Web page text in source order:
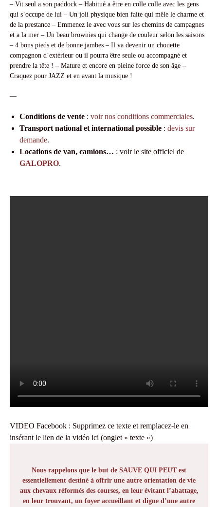
– Vit seul a son paddock – Habitué a être en colle colle avec les gens
qui s’occupe de lui – Un joli physique bien faite qui mêle le charme et
de la prestance – Emmenez le avec vous sur les chemins de campagnes
et a la mer – Un beau brownies qui change de couleur selon les saisons
– 4 bons pieds et de bonne jambes – Il va devenir un chouette
compagnon d’extérieur ou il pourra être seule ou accompagné et
prendre la tête ! – Mature et encore en pleine force de son âge –
Craquez pour JAZZ et en avant la musique !
—
Conditions de vente : voir nos conditions commerciales.
Transport national et international possible : devis sur
demande.
Locations de van, camions… : voir le site officiel de
GALOPRO.
VIDEO Facebook : Supprimez ce texte et remplacez-le en
insérant le lien de la vidéo ici (onglet « texte »)
Nous rappelons que le but de SAUVE QUI PEUT est
essentiellement destiné à offrir une autre orientation de vie
aux chevaux réformés des courses, en leur évitant l’abattage,
en leur trouvant, un foyer accueillant et digne d’une autre